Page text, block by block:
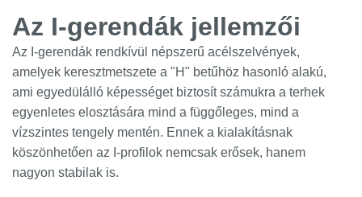
Az I-gerendák jellemzői
Az I-gerendák rendkívül népszerű acélszelvények,
amelyek keresztmetszete a "H" betűhöz hasonló alakú,
ami egyedülálló képességet biztosít számukra a terhek
egyenletes elosztására mind a függőleges, mind a
vízszintes tengely mentén. Ennek a kialakításnak
köszönhetően az I-profilok nemcsak erősek, hanem
nagyon stabilak is.